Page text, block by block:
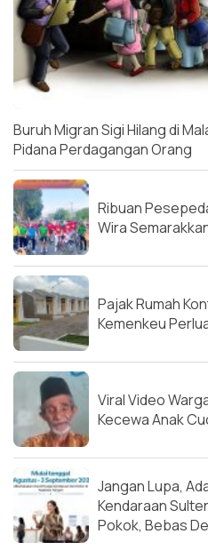
Buruh Migran Sigi Hilang di
Pidana Perdagangan Orang
Ribuan
Wira
Pajak Rumah
Kemenkeu
Viral Video
Kecewa Anak
Jangan Lupa,
Kendaraan
Pokok, Bebas